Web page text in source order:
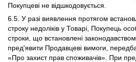
Покупцеві не відшкодовується.
6.5. У разі виявлення протягом
строку недоліків у Товарі, Покупець
строки, що встановлені
пред'явити Продавцеві вимоги,
«Про захист прав споживачів». При